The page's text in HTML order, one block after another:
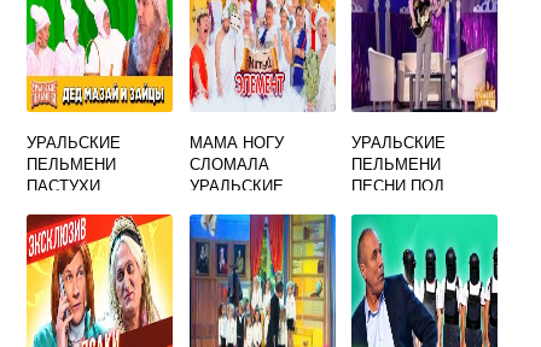
УРАЛЬСКИЕ
ПЕЛЬМЕНИ
ПАСТУХИ
МАМА НОГУ
СЛОМАЛА
УРАЛЬСКИЕ
УРАЛЬСКИЕ
ПЕЛЬМЕНИ
ПЕСНИ ПОД